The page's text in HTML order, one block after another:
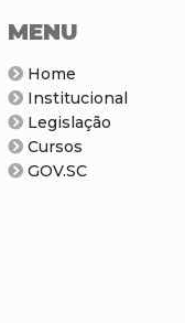
MENU
Home
Institucional
Legislação
Cursos
GOV.SC